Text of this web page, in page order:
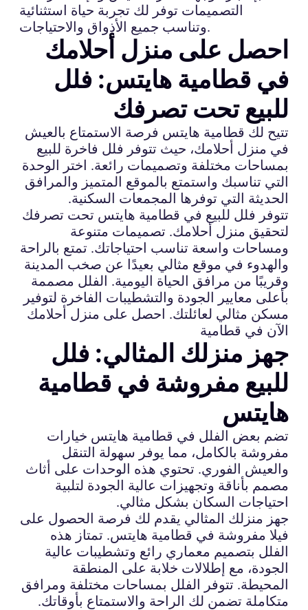
التصميمات توفر لك تجربة حياة استثنائية
وتناسب جميع الأذواق والاحتياجات.
احصل على منزل أحلامك
في قطامية هايتس: فلل
للبيع تحت تصرفك
تتيح لك قطامية هايتس فرصة الاستمتاع بالعيش
في منزل أحلامك، حيث تتوفر فلل فاخرة للبيع
بمساحات مختلفة وتصميمات رائعة. اختر الوحدة
التي تناسبك واستمتع بالموقع المتميز والمرافق
الحديثة التي توفرها المجمعات السكنية.
تتوفر فلل للبيع في قطامية هايتس تحت تصرفك
لتحقيق منزل أحلامك. تصميمات متنوعة
ومساحات واسعة تناسب احتياجاتك. تمتع بالراحة
والهدوء في موقع مثالي بعيدًا عن صخب المدينة
وقريبًا من مرافق الحياة اليومية. الفلل مصممة
بأعلى معايير الجودة والتشطيبات الفاخرة لتوفير
مسكن مثالي لعائلتك. احصل على منزل أحلامك
الآن في قطامية
جهز منزلك المثالي: فلل
للبيع مفروشة في قطامية
هايتس
تضم بعض الفلل في قطامية هايتس خيارات
مفروشة بالكامل، مما يوفر سهولة التنقل
والعيش الفوري. تحتوي هذه الوحدات على أثاث
مصمم بأناقة وتجهيزات عالية الجودة لتلبية
احتياجات السكان بشكل مثالي.
جهز منزلك المثالي يقدم لك فرصة الحصول على
فيلا مفروشة في قطامية هايتس. تمتاز هذه
الفلل بتصميم معماري رائع وتشطيبات عالية
الجودة، مع إطلالات خلابة على المنطقة
المحيطة. تتوفر الفلل بمساحات مختلفة ومرافق
متكاملة تضمن لك الراحة والاستمتاع بأوقاتك.